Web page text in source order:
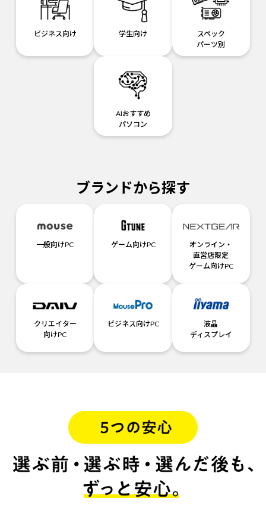
ビジネス向け 学生向け
スペック
パーツ別
AIおすすめ
パソコン
ブランドから探す
一般向けPC ゲーム向けPC
オンライン・
直営店限定
ゲーム向けPC
クリエイター
向けPC
ビジネス向けPC
液晶
ディスプレイ